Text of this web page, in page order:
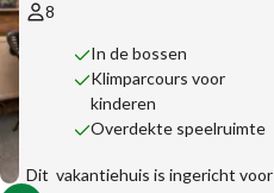
8
In de bossen
Klimparcours voor
kinderen
Overdekte speelruimte
Dit vakantiehuis is ingericht voor